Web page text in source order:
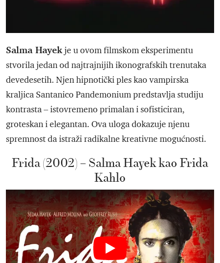
Salma Hayekje u ovom filmskom eksperimentu
stvorila jedan od najtrajnijih ikonografskih trenutaka
devedesetih. Njen hipnotički ples kao vampirska
kraljica Santanico Pandemonium predstavlja studiju
kontrasta – istovremeno primalan i sofisticiran,
groteskan i elegantan. Ova uloga dokazuje njenu
spremnost da istraži radikalne kreativne mogućnosti.
Frida (2002) – Salma Hayek kao Frida
Kahlo